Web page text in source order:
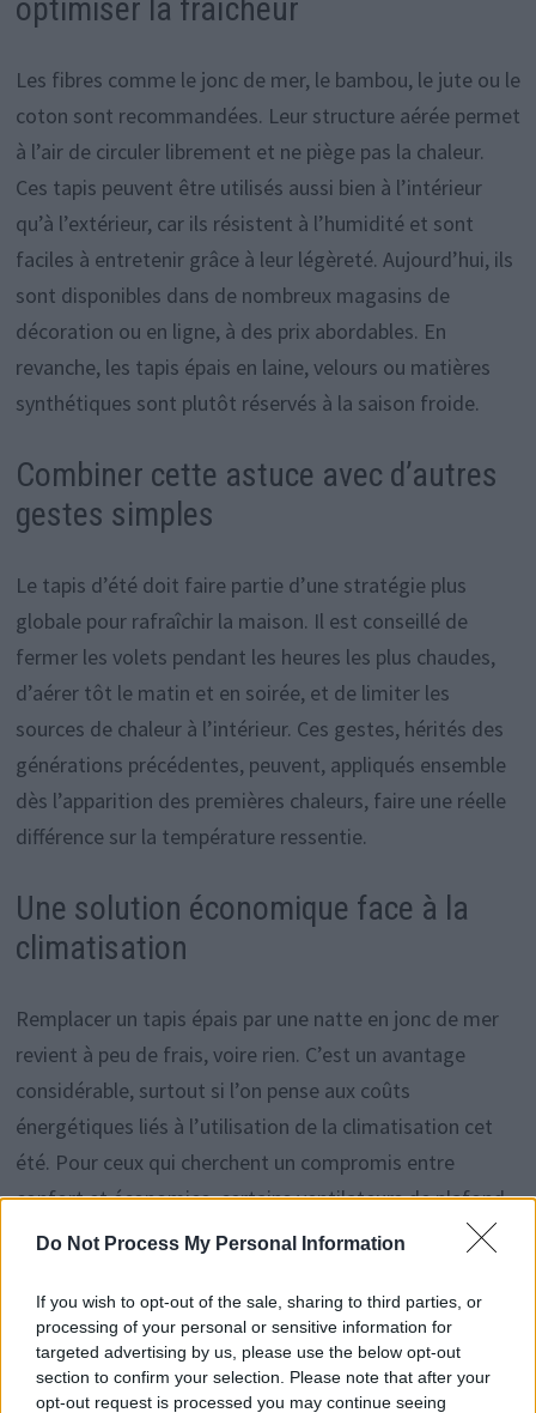
Do Not Process My Personal Information
If you wish to opt-out of the sale, sharing to third parties, or
processing of your personal or sensitive information for
targeted advertising by us, please use the below opt-out
section to confirm your selection. Please note that after your
opt-out request is processed you may continue seeing
optimiser la fraîcheur
Les fibres comme le jonc de mer, le bambou, le jute ou le
coton sont recommandées. Leur structure aérée permet
à l’air de circuler librement et ne piège pas la chaleur.
Ces tapis peuvent être utilisés aussi bien à l’intérieur
qu’à l’extérieur, car ils résistent à l’humidité et sont
faciles à entretenir grâce à leur légèreté. Aujourd’hui, ils
sont disponibles dans de nombreux magasins de
décoration ou en ligne, à des prix abordables. En
revanche, les tapis épais en laine, velours ou matières
synthétiques sont plutôt réservés à la saison froide.
Combiner cette astuce avec d’autres
gestes simples
Le tapis d’été doit faire partie d’une stratégie plus
globale pour rafraîchir la maison. Il est conseillé de
fermer les volets pendant les heures les plus chaudes,
d’aérer tôt le matin et en soirée, et de limiter les
sources de chaleur à l’intérieur. Ces gestes, hérités des
générations précédentes, peuvent, appliqués ensemble
dès l’apparition des premières chaleurs, faire une réelle
différence sur la température ressentie.
Une solution économique face à la
climatisation
Remplacer un tapis épais par une natte en jonc de mer
revient à peu de frais, voire rien. C’est un avantage
considérable, surtout si l’on pense aux coûts
énergétiques liés à l’utilisation de la climatisation cet
été. Pour ceux qui cherchent un compromis entre
confort et économies, certains ventilateurs de plafond
permettent aussi de réduire la facture d’électricité de
et offre un effet immédiat sous les pieds.